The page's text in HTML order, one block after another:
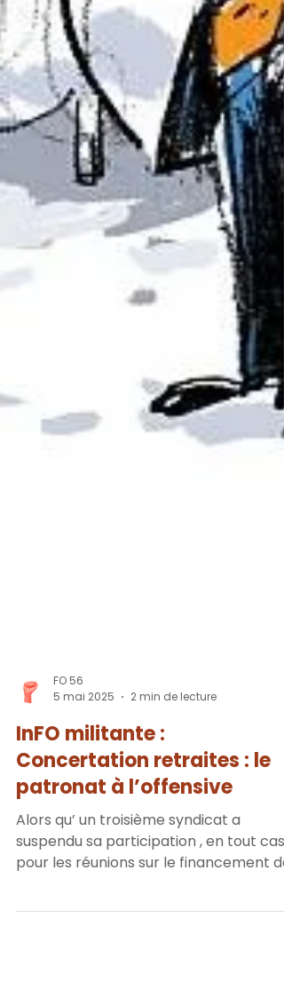
FO 56
5 mai 2025
2 min de lecture
InFO militante :
Concertation retraites : le
patronat à l’offensive
Alors qu’ un troisième syndicat a
pour les réunions sur le financement de